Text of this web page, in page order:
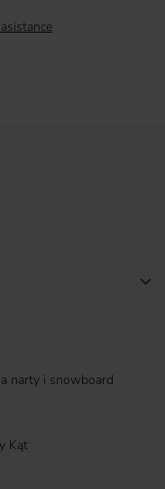
narty i snowboard
Kąt